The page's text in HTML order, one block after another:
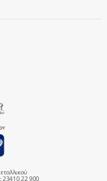
23410 22 900